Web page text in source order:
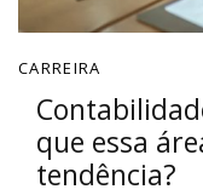
CARREIRA
que essa
tendência?